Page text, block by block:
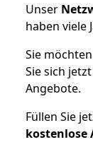
Unser
haben viele
Sie
Sie sich
Angebote.
Füllen Sie
kostenlose